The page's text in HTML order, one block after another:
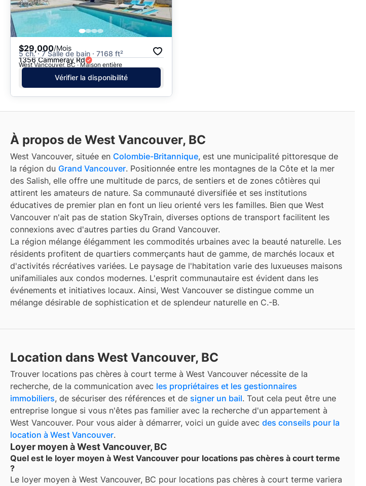
$29,000/Mois
5 ch. · 7 Salle de bain · 7168 ft²
1356 Cammeray Rd
West Vancouver, BC · Maison entière
Vérifier la disponibilité
À propos de West Vancouver, BC
West Vancouver, située en Colombie-Britannique, est une municipalité pittoresque de
la région du Grand Vancouver. Positionnée entre les montagnes de la Côte et la mer
des Salish, elle offre une multitude de parcs, de sentiers et de zones côtières qui
attirent les amateurs de nature. Sa communauté diversifiée et ses institutions
éducatives de premier plan en font un lieu orienté vers les familles. Bien que West
Vancouver n'ait pas de station SkyTrain, diverses options de transport facilitent les
connexions avec d'autres parties du Grand Vancouver.
La région mélange élégamment les commodités urbaines avec la beauté naturelle. Les
résidents profitent de quartiers commerçants haut de gamme, de marchés locaux et
d'activités récréatives variées. Le paysage de l'habitation varie des luxueuses maisons
unifamiliales aux condos modernes. L'esprit communautaire est évident dans les
événements et initiatives locaux. Ainsi, West Vancouver se distingue comme un
mélange désirable de sophistication et de splendeur naturelle en C.-B.
Location dans West Vancouver, BC
Trouver locations pas chères à court terme à West Vancouver nécessite de la
recherche, de la communication avec les propriétaires et les gestionnaires
immobiliers, de sécuriser des références et de signer un bail. Tout cela peut être une
entreprise longue si vous n'êtes pas familier avec la recherche d'un appartement à
West Vancouver. Pour vous aider à démarrer, voici un guide avec des conseils pour la
location à West Vancouver.
Loyer moyen à West Vancouver, BC
Quel est le loyer moyen à West Vancouver pour locations pas chères à court terme
?
Le loyer moyen à West Vancouver, BC pour locations pas chères à court terme variera